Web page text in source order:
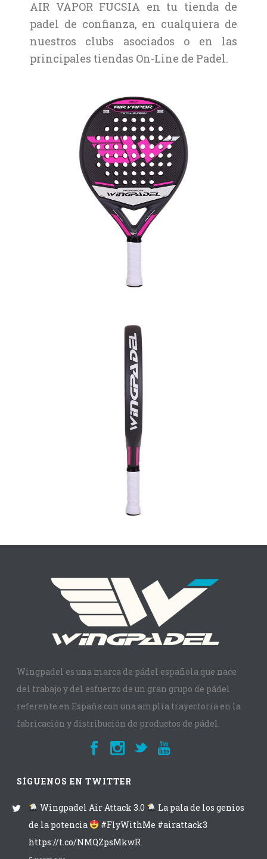
AIR VAPOR FUCSIA en tu tienda de
padel de confianza, en cualquiera de
nuestros clubs asociados o en las
principales tiendas On-Line de Padel.
Wingpadel es una marca de pádel española que nace
del trabajo y del esfuerzo de un gran grupo de pádel
referente en España con una amplia trayectoria en la
fabricación y distribución de productos de pádel.
SÍGUENOS EN TWITTER
Wingpadel Air Attack 3.0
La pala de los genios
de la potencia
#FlyWithMe #airattack3
https://t.co/NMQZpsMkwR